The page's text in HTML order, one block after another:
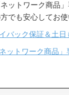
ットワーク商品
でも安心してお使
バック保証＆土日
ネットワーク商品」